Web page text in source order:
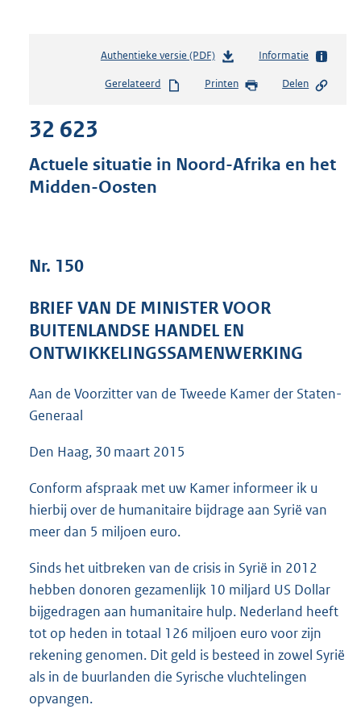
Authentieke versie (PDF)b
s
s
:
3
K
Informatie
Gerelateerd Printen Delen
32 623
Actuele situatie in Noord-Afrika en het
Midden-Oosten
Nr. 150
BRIEF VAN DE MINISTER VOOR
BUITENLANDSE HANDEL EN
ONTWIKKELINGSSAMENWERKING
Aan de Voorzitter van de Tweede Kamer der Staten-
Generaal
Den Haag, 30 maart 2015
Conform afspraak met uw Kamer informeer ik u
hierbij over de humanitaire bijdrage aan Syrië van
meer dan 5 miljoen euro.
Sinds het uitbreken van de crisis in Syrië in 2012
hebben donoren gezamenlijk 10 miljard US Dollar
bijgedragen aan humanitaire hulp. Nederland heeft
tot op heden in totaal 126 miljoen euro voor zijn
rekening genomen. Dit geld is besteed in zowel Syrië
als in de buurlanden die Syrische vluchtelingen
opvangen.